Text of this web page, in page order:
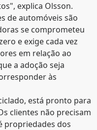
explica Olsson.
de automóveis são
se comprometeu
e exige cada vez
em relação ao
a adoção seja
às
está pronto para
clientes não precisam
propriedades dos